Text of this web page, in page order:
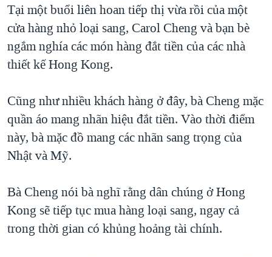
THƯỢNG ĐỈNH TRUMP-KIM TẠI VIỆT NAM
TRỊNH VĨNH BÌNH VS. CHÍNH PHỦ VIỆT NAM
NGƯ DÂN VIỆT VÀ LÀN SÓNG TRỘM HẢI SÂM
QUAN HỆ VIỆT MỸ
Tại một buổi liên hoan tiếp thị vừa rồi của một
cửa hàng nhỏ loại sang, Carol Cheng và bạn bè
ngắm nghía các món hàng đắt tiền của các nhà
thiết kế Hong Kong.
Cũng như nhiều khách hàng ở đây, bà Cheng mặc
quần áo mang nhãn hiệu đắt tiền. Vào thời điểm
này, bà mặc đồ mang các nhãn sang trọng của
Nhật và Mỹ.
Bà Cheng nói bà nghĩ rằng dân chúng ở Hong
Kong sẽ tiếp tục mua hàng loại sang, ngay cả
trong thời gian có khủng hoảng tài chính.